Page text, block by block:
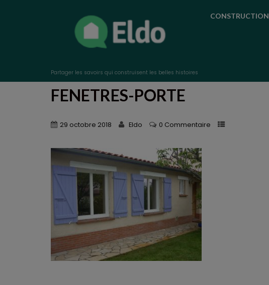
Partager les savoirs qui construisent les belles histoires
CONSTRUCTION
FENETRES-PORTE
29 octobre 2018 Eldo 0 Commentaire